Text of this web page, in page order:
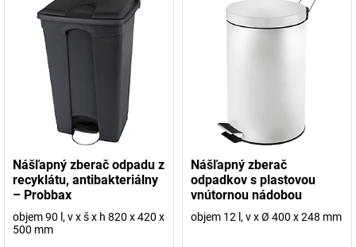
Nášľapný zberač odpadu z
recyklátu, antibakteriálny
– Probbax
objem 90 l, v x š x h 820 x 420 x
500 mm
Nášľapný zberač
odpadkov s plastovou
vnútornou nádobou
objem 12 l, v x Ø 400 x 248 mm